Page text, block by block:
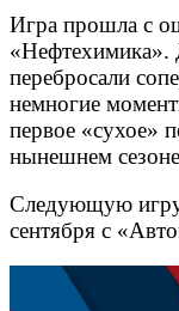
Игра прошла с
«Нефтехимика».
перебросали
немногие
первое «сухое»
нынешнем
Следующую
сентября с